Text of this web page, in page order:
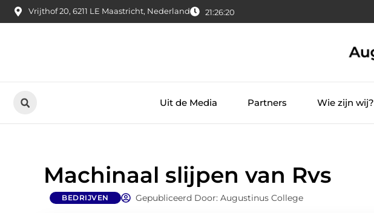
Vrijthof 20, 6211 LE Maastricht, Nederland 21:26:21
Uit de Media Partners Wie zijn wij?
Machinaal slijpen van Rvs
BEDRIJVEN Gepubliceerd Door: Augustinus College